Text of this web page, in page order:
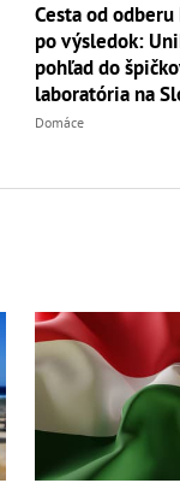
Cesta od
po výsledok:
pohľad do
laboratória na
Domáce